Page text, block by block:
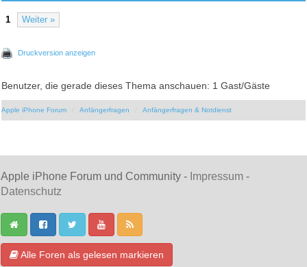
1 Weiter »
Druckversion anzeigen
Benutzer, die gerade dieses Thema anschauen: 1 Gast/Gäste
Apple iPhone Forum Anfängerfragen Anfängerfragen & Notdienst
Apple iPhone Forum und Community - Impressum -
Datenschutz
Alle Foren als gelesen markieren